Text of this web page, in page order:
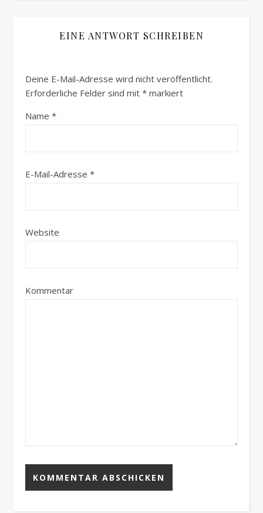
EINE ANTWORT SCHREIBEN
Deine E-Mail-Adresse wird nicht veröffentlicht.
Erforderliche Felder sind mit * markiert
Name *
E-Mail-Adresse *
Website
Kommentar